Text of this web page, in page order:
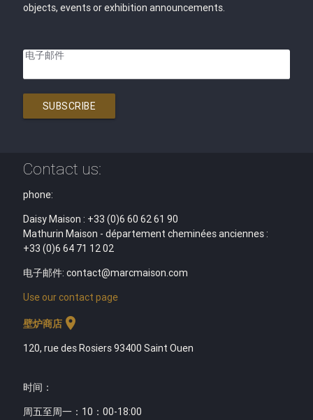
objects, events or exhibition announcements.
电子邮件
SUBSCRIBE
Contact us:
phone:
Daisy Maison : +33 (0)6 60 62 61 90
Mathurin Maison - département cheminées anciennes :
+33 (0)6 64 71 12 02
电子邮件: contact@marcmaison.com
Use our contact page
壁炉商店location_on
120, rue des Rosiers 93400 Saint Ouen
时间 ：
周五至周一：10：00-18:00